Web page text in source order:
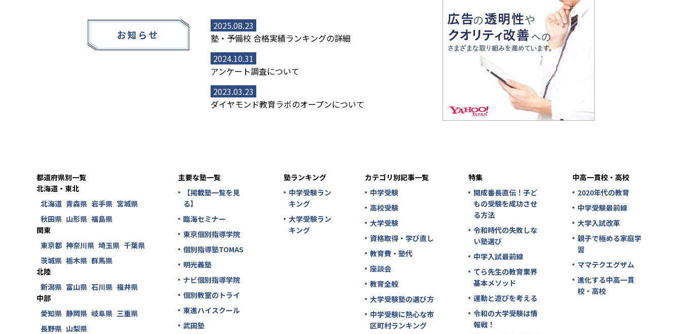
お知らせ
2025.08.23
塾・予備校 合格実績ランキングの詳細
2024.10.31
アンケート調査について
2023.03.23
ダイヤモンド教育ラボのオープンについて
都道府県別一覧
北海道・東北
北海道 青森県 岩手県 宮城県
秋田県 山形県 福島県
関東
東京都 神奈川県 埼玉県 千葉県
茨城県 栃木県 群馬県
北陸
新潟県 富山県 石川県 福井県
中部
愛知県 静岡県 岐阜県 三重県
長野県 山梨県
主要な塾一覧
【掲載塾一覧を見
る】
臨海セミナー
東京個別指導学院
個別指導塾TOMAS
明光義塾
ナビ個別指導学院
個別教室のトライ
東進ハイスクール
武田塾
塾ランキング
中学受験ラン
キング
大学受験ラン
キング
カテゴリ別記事一覧
中学受験
高校受験
大学受験
資格取得・学び直し
教育費・塾代
座談会
教育全般
大学受験塾の選び方
中学受験に熱心な市
区町村ランキング
特集
開成番長直伝！子ど
もの受験を成功させ
る方法
令和時代の失敗しな
い塾選び
中学入試最前線
てら先生の教育業界
基本メソッド
運動と遊びを考える
令和の大学受験は情
報戦！
中高一貫校・高校
2020年代の教育
中学受験最前線
大学入試改革
親子で極める家庭学
習
ママテクエグザム
進化する中高一貫
校・高校